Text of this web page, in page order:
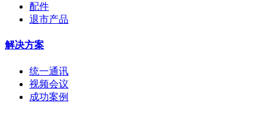
配件
退市产品
解决方案
统一通讯
视频会议
成功案例